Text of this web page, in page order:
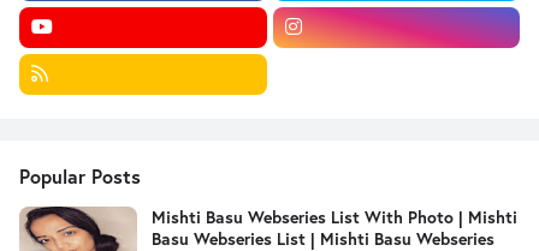
Popular Posts
Mishti Basu Webseries List With Photo | Mishti
Basu Webseries List | Mishti Basu Webseries